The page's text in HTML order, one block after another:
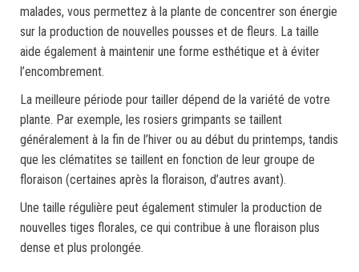
malades, vous permettez à la plante de concentrer son énergie
sur la production de nouvelles pousses et de fleurs. La taille
aide également à maintenir une forme esthétique et à éviter
l’encombrement.
La meilleure période pour tailler dépend de la variété de votre
plante. Par exemple, les rosiers grimpants se taillent
généralement à la fin de l’hiver ou au début du printemps, tandis
que les clématites se taillent en fonction de leur groupe de
floraison (certaines après la floraison, d’autres avant).
Une taille régulière peut également stimuler la production de
nouvelles tiges florales, ce qui contribue à une floraison plus
dense et plus prolongée.